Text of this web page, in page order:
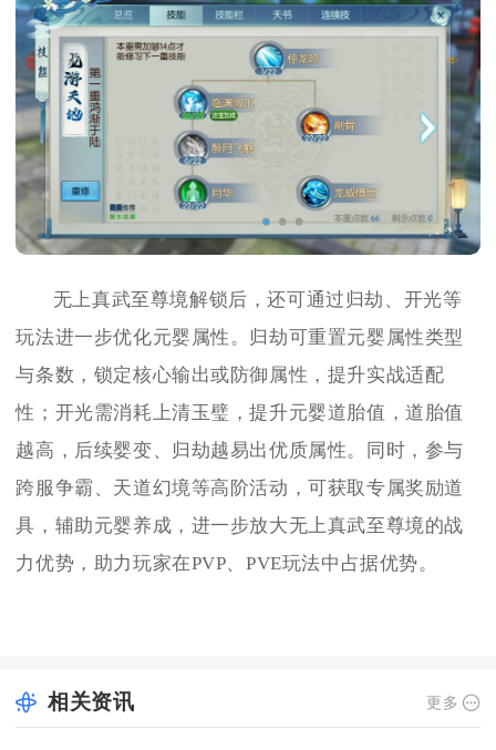
无上真武至尊境解锁后，还可通过归劫、开光等
玩法进一步优化元婴属性。归劫可重置元婴属性类型
与条数，锁定核心输出或防御属性，提升实战适配
性；开光需消耗上清玉璧，提升元婴道胎值，道胎值
越高，后续婴变、归劫越易出优质属性。同时，参与
跨服争霸、天道幻境等高阶活动，可获取专属奖励道
具，辅助元婴养成，进一步放大无上真武至尊境的战
力优势，助力玩家在PVP、PVE玩法中占据优势。
相关资讯 更多